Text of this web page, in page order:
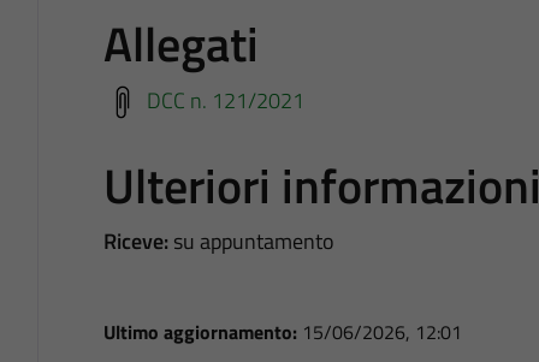
Allegati
DCC n. 121/2021
Ulteriori
Riceve: su appuntamento
Ultimo aggiornamento: 15/06/2026, 12:01